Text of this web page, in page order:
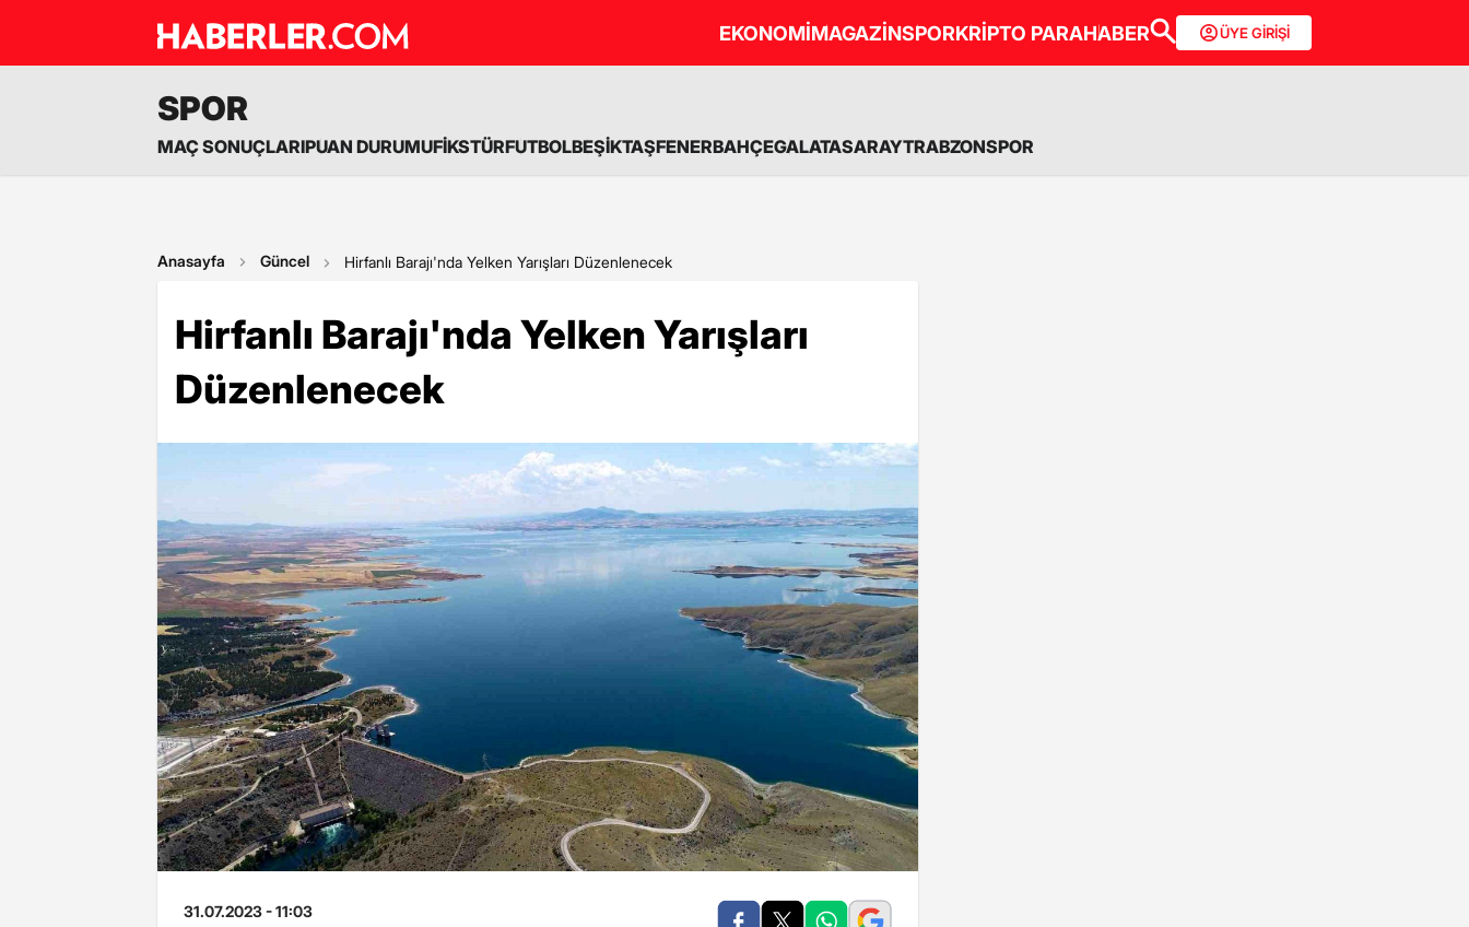
EKONOMİMAGAZİNSPORKRİPTO PARAHABER ÜYE GİRİŞİ
SPOR
MAÇ SONUÇLARIPUAN DURUMUFİKSTÜRFUTBOLBEŞİKTAŞFENERBAHÇEGALATASARAYTRABZONSPOR
Anasayfa Güncel Hirfanlı Barajı'nda Yelken Yarışları Düzenlenecek
Hirfanlı Barajı'nda Yelken Yarışları
Düzenlenecek
31.07.2023 - 11:03